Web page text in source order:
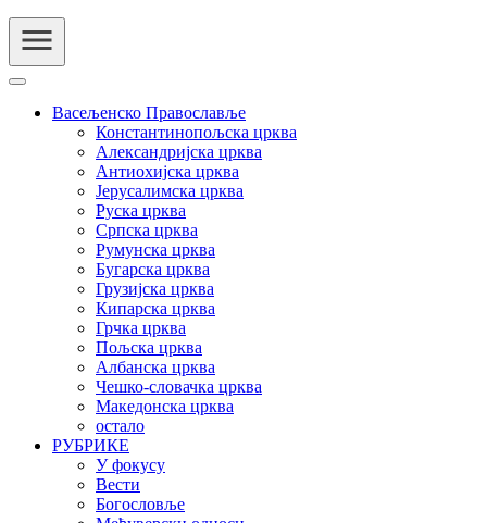
Васељенско Православље
Константинопољска црква
Александријска црква
Антиохијска црква
Јерусалимска црква
Руска црква
Српска црква
Румунска црква
Бугарска црква
Грузијска црква
Кипарска црква
Грчка црква
Пољска црква
Албанска црква
Чешко-словачка црква
Македонска црква
остало
РУБРИКЕ
У фокусу
Вести
Богословље